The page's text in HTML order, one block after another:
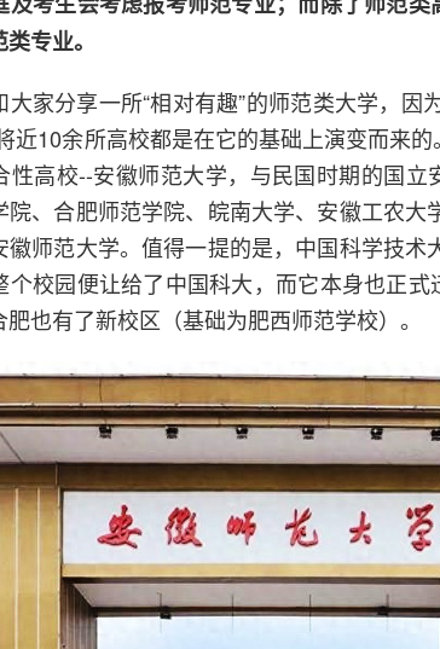
专业。
家分享一所“相对有趣”的师范类大学，因
近10余所高校都是在它的基础上演变而来
性高校--安徽师范大学，与民国时期的国
院、合肥师范学院、皖南大学、安徽工农大
徽师范大学。值得一提的是，中国科学技术
个校园便让给了中国科大，而它本身也正
也有了新校区（基础为肥西师范学校）。